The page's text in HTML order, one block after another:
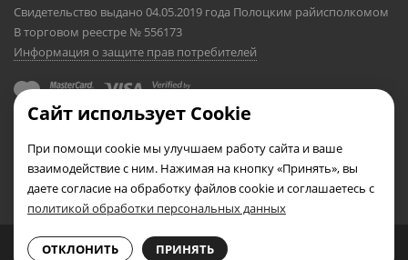
0
Свидетельство выдано 04.05.2019 года Полоцким райисполкомом
В торговом реестре № 556173
Информация о защите прав потребителей
Сайт использует Cookie
При помощи cookie мы улучшаем работу сайта и ваше
взаимодействие с ним. Нажимая на кнопку «Принять», вы
даете согласие на обработку файлов cookie и соглашаетесь с
политикой обработки персональных данных
ОТКЛОНИТЬ ПРИНЯТЬ